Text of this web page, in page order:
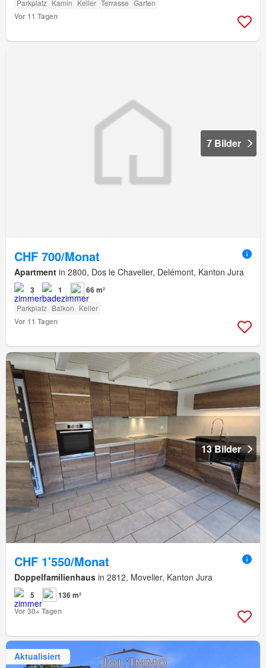
Parkplatz Kamin Keller Terrasse Garten
Vor 11 Tagen
7 Bilder
CHF 700/Monat
Apartment in 2800, Dos le Chavelier, Delémont, Kanton Jura
3 1 66 m²
Parkplatz Balkon Keller
Vor 11 Tagen
13 Bilder
CHF 1'550/Monat
Doppelfamilienhaus in 2812, Movelier, Kanton Jura
5
136 m²
Vor 30+ Tagen
Aktualisiert